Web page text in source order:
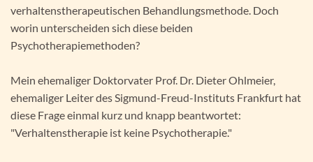
verhaltenstherapeutischen Behandlungsmethode. Doch
worin unterscheiden sich diese beiden
Psychotherapiemethoden?
Mein ehemaliger Doktorvater Prof. Dr. Dieter Ohlmeier,
ehemaliger Leiter des Sigmund-Freud-Instituts Frankfurt hat
diese Frage einmal kurz und knapp beantwortet:
"Verhaltenstherapie ist keine Psychotherapie."